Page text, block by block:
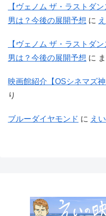
【ヴェノム ザ・ラストダ
男は？今後の展開予想 に
【ヴェノム ザ・ラストダ
男は？今後の展開予想 に
映画館紹介【OSシネマズ神
り
ブルーダイヤモンド に えい